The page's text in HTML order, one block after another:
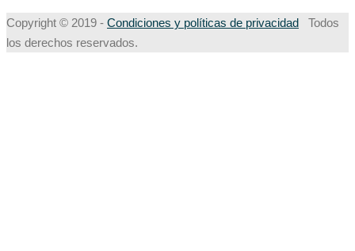
Copyright © 2019 - Condiciones y políticas de privacidad
Todos
los derechos reservados.